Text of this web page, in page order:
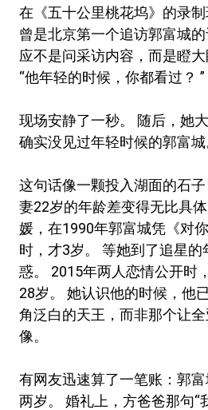
在《五十公里桃花坞》的录
曾是北京第一个追访郭富城
应不是问采访内容，而是瞪大
“他年轻的时候，你都看过？ ”
现场安静了一秒。 随后，她
确实没见过年轻时候的郭富城
这句话像一颗投入湖面的石
妻22岁的年龄差变得无比具
媛，在1990年郭富城凭《对
时，才3岁。 等她到了追星
惑。 2015年两人恋情公开时
28岁。 她认识他的时候，他
角泛白的天王，而非那个让
像。
有网友迅速算了一笔账：郭
两岁。 婚礼上，方爸爸那句“